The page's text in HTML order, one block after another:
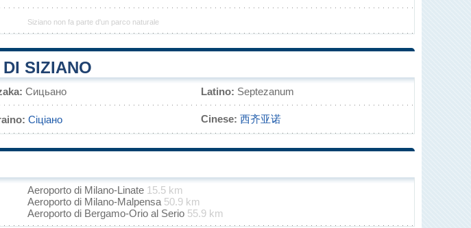
Siziano non fa parte d'un parco naturale
SIZIANO
Сицьано Latino: Septezanum
Сіціано Cinese: 西齐亚诺
Aeroporto di Milano-Linate 15.5 km
Aeroporto di Milano-Malpensa 50.9 km
Aeroporto di Bergamo-Orio al Serio 55.9 km